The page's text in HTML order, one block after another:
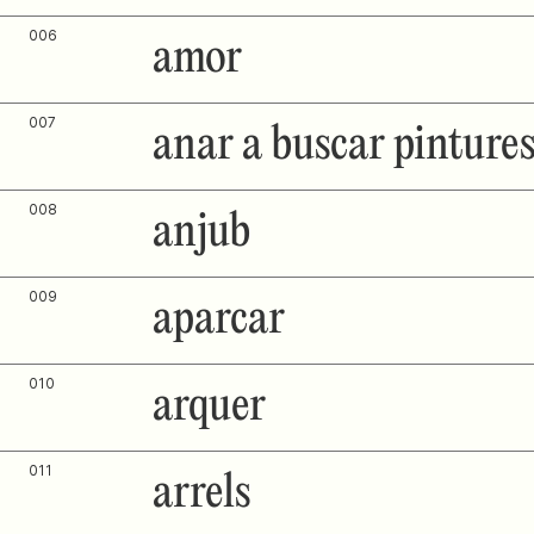
006 amor
007 anar a buscar pintures
008 anjub
009 aparcar
010 arquer
011 arrels